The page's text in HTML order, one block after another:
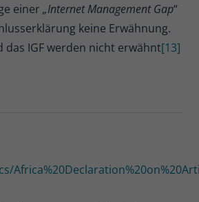
einer „Internet Management Gap“
keine Erwähnung.
das IGF werden nicht erwähnt[13]